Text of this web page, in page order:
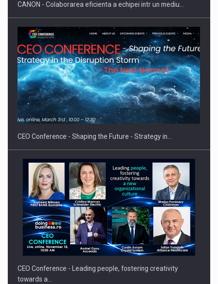
Hard Enduro Piatra Craiului 2026, fueled by benzinariile RO…
CANON - Colaborarea eficienta a echipei intr un mediu…
CEO Conference - Shaping the Future - Strategy in…
CEO Conference - Leading people, fostering creativity
towards a…